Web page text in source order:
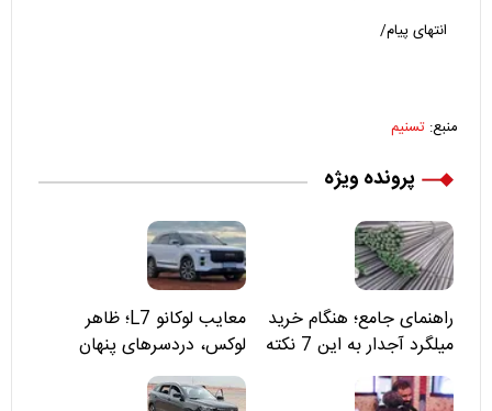
انتهای پیام/
منبع: تسنیم
پرونده ویژه
راهنمای جامع؛ هنگام خرید
میلگرد آجدار به این 7 نکته
توجه کنید
معایب لوکانو L7؛ ظاهر
لوکس، دردسرهای پنهان